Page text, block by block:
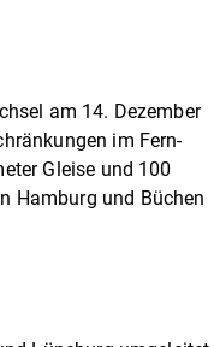
am 14. Dezember
im Fern-
Gleise und 100
Hamburg und Büchen